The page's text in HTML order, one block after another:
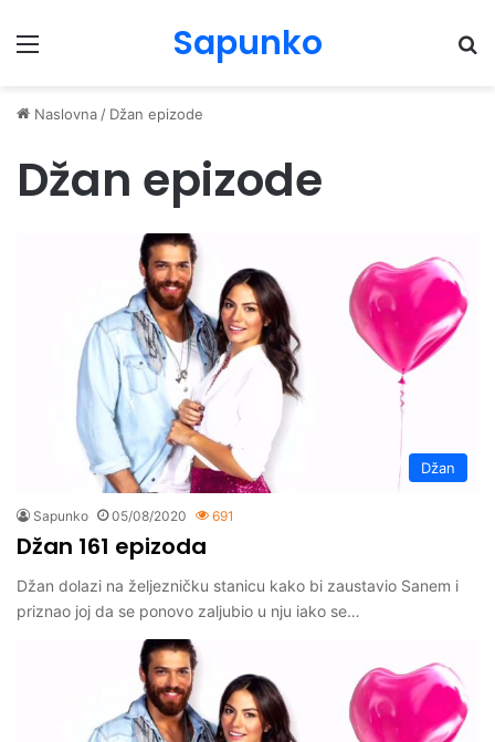
Menu Sapunko
Naslovna / Džan epizode
Džan epizode
Džan
Sapunko 05/08/2020 691
Džan 161 epizoda
Džan dolazi na željezničku stanicu kako bi zaustavio Sanem i
priznao joj da se ponovo zaljubio u nju iako se…